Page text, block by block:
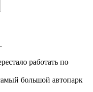
работать по
большой автопарк